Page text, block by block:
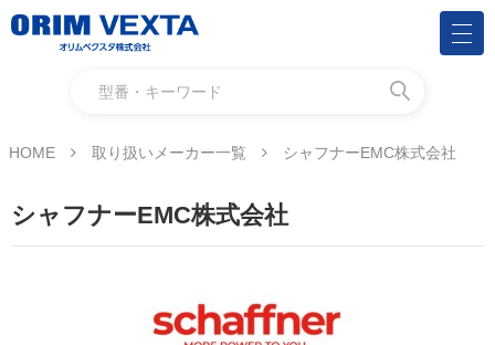
HOME 取り扱いメーカー一覧 シャフナーEMC株式会社
シャフナーEMC株式会社